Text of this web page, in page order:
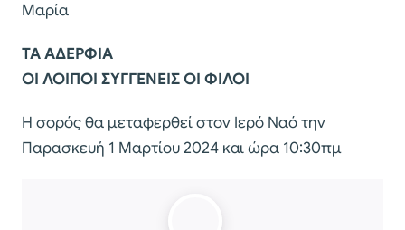
Μαρία
ΤΑ ΑΔΕΡΦΙΑ
ΟΙ ΛΟΙΠΟΙ ΣΥΓΓΕΝΕΙΣ ΟΙ ΦΙΛΟΙ
Η σορός θα μεταφερθεί στον Ιερό Ναό την
Παρασκευή 1 Μαρτίου 2024 και ώρα 10:30πμ